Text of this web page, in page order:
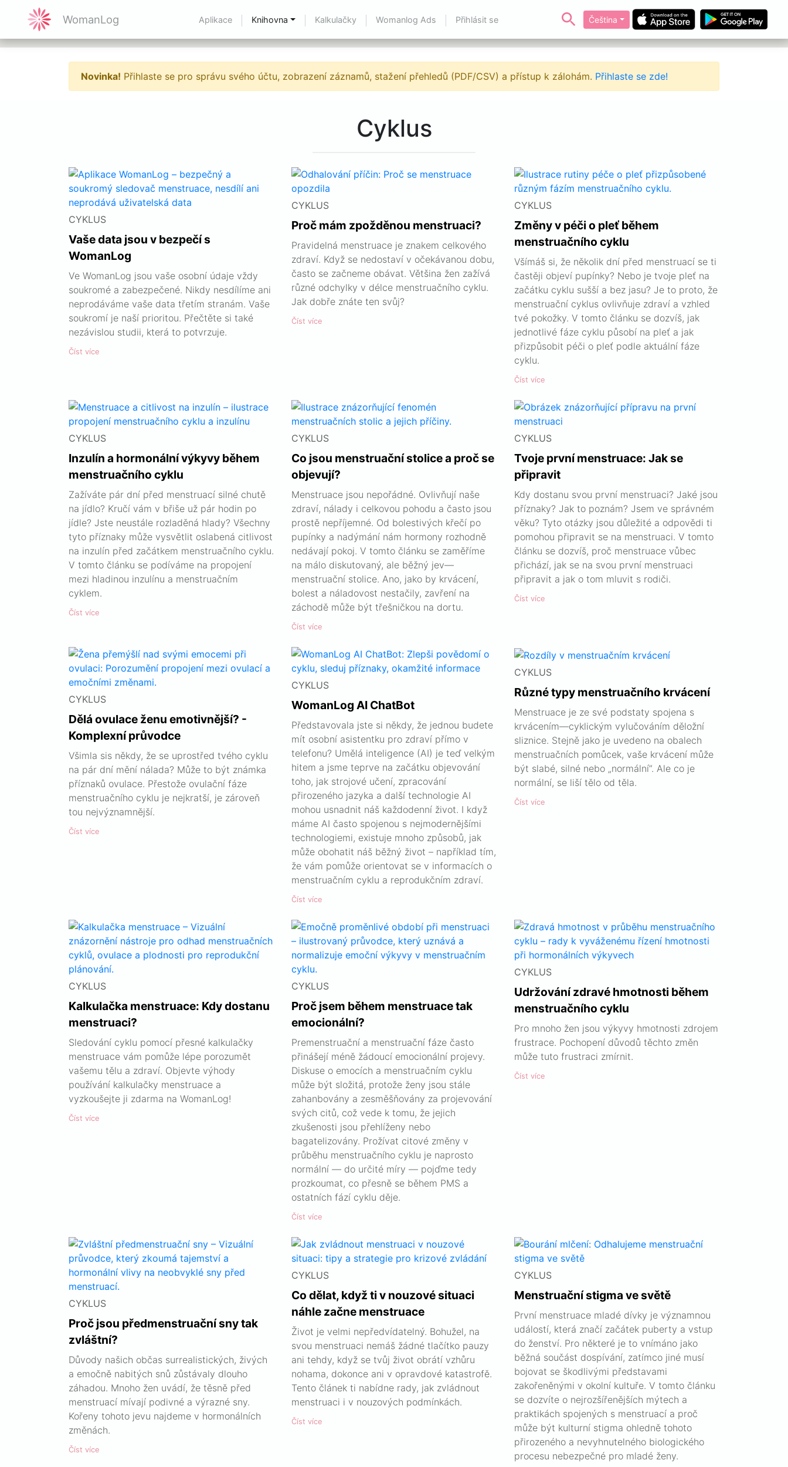
WomanLog Aplikace Knihovna Kalkulačky Womanlog Ads Přihlásit se Čeština
Novinka! Přihlaste se pro správu svého účtu, zobrazení záznamů, stažení přehledů (PDF/CSV) a přístup k zálohám. Přihlaste se zde!
Cyklus
CYKLUS
Vaše data jsou v bezpečí s
WomanLog
Ve WomanLog jsou vaše osobní údaje vždy
soukromé a zabezpečené. Nikdy nesdílíme ani
neprodáváme vaše data třetím stranám. Vaše
soukromí je naší prioritou. Přečtěte si také
nezávislou studii, která to potvrzuje.
Číst více
CYKLUS
Proč mám zpožděnou menstruaci?
Pravidelná menstruace je znakem celkového
zdraví. Když se nedostaví v očekávanou dobu,
často se začneme obávat. Většina žen zažívá
různé odchylky v délce menstruačního cyklu.
Jak dobře znáte ten svůj?
Číst více
CYKLUS
Změny v péči o pleť během
menstruačního cyklu
Všímáš si, že několik dní před menstruací se ti
častěji objeví pupínky? Nebo je tvoje pleť na
začátku cyklu sušší a bez jasu? Je to proto, že
menstruační cyklus ovlivňuje zdraví a vzhled
tvé pokožky. V tomto článku se dozvíš, jak
jednotlivé fáze cyklu působí na pleť a jak
přizpůsobit péči o pleť podle aktuální fáze
cyklu.
Číst více
CYKLUS
Inzulín a hormonální výkyvy během
menstruačního cyklu
Zažíváte pár dní před menstruací silné chutě
na jídlo? Kručí vám v břiše už pár hodin po
jídle? Jste neustále rozladěná hlady? Všechny
tyto příznaky může vysvětlit oslabená citlivost
na inzulín před začátkem menstruačního cyklu.
V tomto článku se podíváme na propojení
mezi hladinou inzulínu a menstruačním
cyklem.
Číst více
CYKLUS
Co jsou menstruační stolice a proč se
objevují?
Menstruace jsou nepořádné. Ovlivňují naše
zdraví, nálady i celkovou pohodu a často jsou
prostě nepříjemné. Od bolestivých křečí po
pupínky a nadýmání nám hormony rozhodně
nedávají pokoj. V tomto článku se zaměříme
na málo diskutovaný, ale běžný jev—
menstruační stolice. Ano, jako by krvácení,
bolest a náladovost nestačily, zavření na
záchodě může být třešničkou na dortu.
Číst více
CYKLUS
Tvoje první menstruace: Jak se
připravit
Kdy dostanu svou první menstruaci? Jaké jsou
příznaky? Jak to poznám? Jsem ve správném
věku? Tyto otázky jsou důležité a odpovědi ti
pomohou připravit se na menstruaci. V tomto
článku se dozvíš, proč menstruace vůbec
přichází, jak se na svou první menstruaci
připravit a jak o tom mluvit s rodiči.
Číst více
CYKLUS
Dělá ovulace ženu emotivnější? -
Komplexní průvodce
Všimla sis někdy, že se uprostřed tvého cyklu
na pár dní mění nálada? Může to být známka
příznaků ovulace. Přestože ovulační fáze
menstruačního cyklu je nejkratší, je zároveň
tou nejvýznamnější.
Číst více
CYKLUS
WomanLog AI ChatBot
Představovala jste si někdy, že jednou budete
mít osobní asistentku pro zdraví přímo v
telefonu? Umělá inteligence (AI) je teď velkým
hitem a jsme teprve na začátku objevování
toho, jak strojové učení, zpracování
přirozeného jazyka a další technologie AI
mohou usnadnit náš každodenní život. I když
máme AI často spojenou s nejmodernějšími
technologiemi, existuje mnoho způsobů, jak
může obohatit náš běžný život – například tím,
že vám pomůže orientovat se v informacích o
menstruačním cyklu a reprodukčním zdraví.
Číst více
CYKLUS
Různé typy menstruačního krvácení
Menstruace je ze své podstaty spojena s
krvácením—cyklickým vylučováním děložní
sliznice. Stejně jako je uvedeno na obalech
menstruačních pomůcek, vaše krvácení může
být slabé, silné nebo „normální”. Ale co je
normální, se liší tělo od těla.
Číst více
CYKLUS
Kalkulačka menstruace: Kdy dostanu
menstruaci?
Sledování cyklu pomocí přesné kalkulačky
menstruace vám pomůže lépe porozumět
vašemu tělu a zdraví. Objevte výhody
používání kalkulačky menstruace a
vyzkoušejte ji zdarma na WomanLog!
Číst více
CYKLUS
Proč jsem během menstruace tak
emocionální?
Premenstruační a menstruační fáze často
přinášejí méně žádoucí emocionální projevy.
Diskuse o emocích a menstruačním cyklu
může být složitá, protože ženy jsou stále
zahanbovány a zesměšňovány za projevování
svých citů, což vede k tomu, že jejich
zkušenosti jsou přehlíženy nebo
bagatelizovány. Prožívat citové změny v
průběhu menstruačního cyklu je naprosto
normální — do určité míry — pojďme tedy
prozkoumat, co přesně se během PMS a
ostatních fází cyklu děje.
Číst více
CYKLUS
Udržování zdravé hmotnosti během
menstruačního cyklu
Pro mnoho žen jsou výkyvy hmotnosti zdrojem
frustrace. Pochopení důvodů těchto změn
může tuto frustraci zmírnit.
Číst více
CYKLUS
Proč jsou předmenstruační sny tak
zvláštní?
Důvody našich občas surrealistických, živých
a emočně nabitých snů zůstávaly dlouho
záhadou. Mnoho žen uvádí, že těsně před
menstruací mívají podivné a výrazné sny.
Kořeny tohoto jevu najdeme v hormonálních
změnách.
Číst více
CYKLUS
Co dělat, když ti v nouzové situaci
náhle začne menstruace
Život je velmi nepředvídatelný. Bohužel, na
svou menstruaci nemáš žádné tlačítko pauzy
ani tehdy, když se tvůj život obrátí vzhůru
nohama, dokonce ani v opravdové katastrofě.
Tento článek ti nabídne rady, jak zvládnout
menstruaci i v nouzových podmínkách.
Číst více
CYKLUS
Menstruační stigma ve světě
První menstruace mladé dívky je významnou
událostí, která značí začátek puberty a vstup
do ženství. Pro některé je to vnímáno jako
běžná součást dospívání, zatímco jiné musí
bojovat se škodlivými představami
zakořeněnými v okolní kultuře. V tomto článku
se dozvíte o nejrozšířenějších mýtech a
praktikách spojených s menstruací a proč
může být kulturní stigma ohledně tohoto
přirozeného a nevyhnutelného biologického
procesu nebezpečné pro mladé ženy.